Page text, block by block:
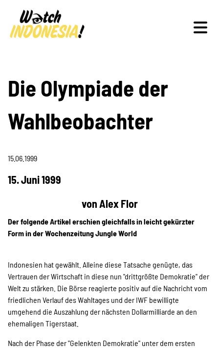
Schwerpunkte
Veranstaltungen
Publikationen
Projekte
Kampagne
Stellenangebote
Die Olympiade der
Wahlbeobachter
15.06.1999
15. Juni 1999
von Alex Flor
Der folgende Artikel erschien gleichfalls in leicht gekürzter
Form in der Wochenzeitung Jungle World
Indonesien hat gewählt. Alleine diese Tatsache genügte, das
Vertrauen der Wirtschaft in diese nun "drittgrößte Demokratie" der
Welt zu stärken. Die Börse reagierte positiv auf die Nachricht vom
friedlichen Verlauf des Wahltages und der IWF bewilligte
umgehend die Auszahlung der nächsten Dollarmilliarde an den
ehemaligen Tigerstaat.
Nach der Phase der "Gelenkten Demokratie" unter dem ersten